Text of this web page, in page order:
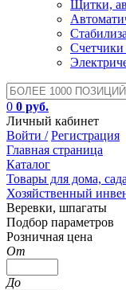
Щитки,
Счетчики
0 0 руб.
Личный кабинет
Войти / Регистрация
Главная страница
Каталог
Товары для дома,
Хозяйственный
Веревки, шпагаты
Подбор параметров
Розничная цена
От
До